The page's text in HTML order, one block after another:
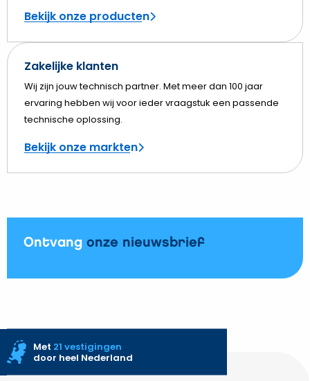
Bekijk onze producten
Zakelijke klanten
Wij zijn jouw technisch partner. Met meer dan 100 jaar
ervaring hebben wij voor ieder vraagstuk een passende
technische oplossing.
Bekijk onze markten
Ontvang onze nieuwsbrief
Site
Met 21 vestigingen
door heel Nederland